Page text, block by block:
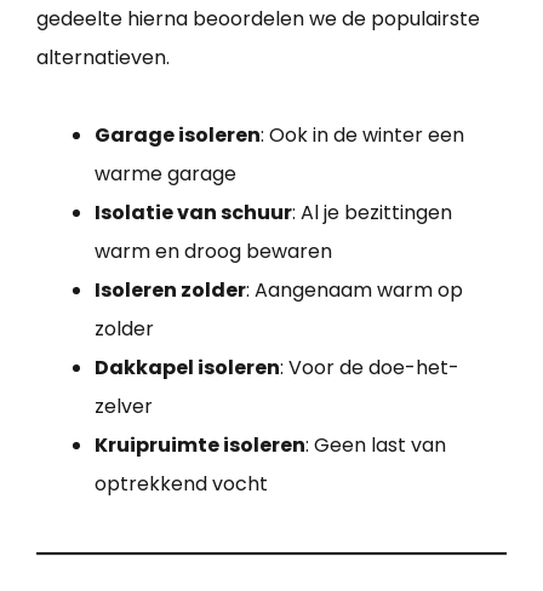
gedeelte hierna beoordelen we de populairste
alternatieven.
Garage isoleren: Ook in de winter een
warme garage
Isolatie van schuur: Al je bezittingen
warm en droog bewaren
Isoleren zolder: Aangenaam warm op
zolder
Dakkapel isoleren: Voor de doe-het-
zelver
Kruipruimte isoleren: Geen last van
optrekkend vocht